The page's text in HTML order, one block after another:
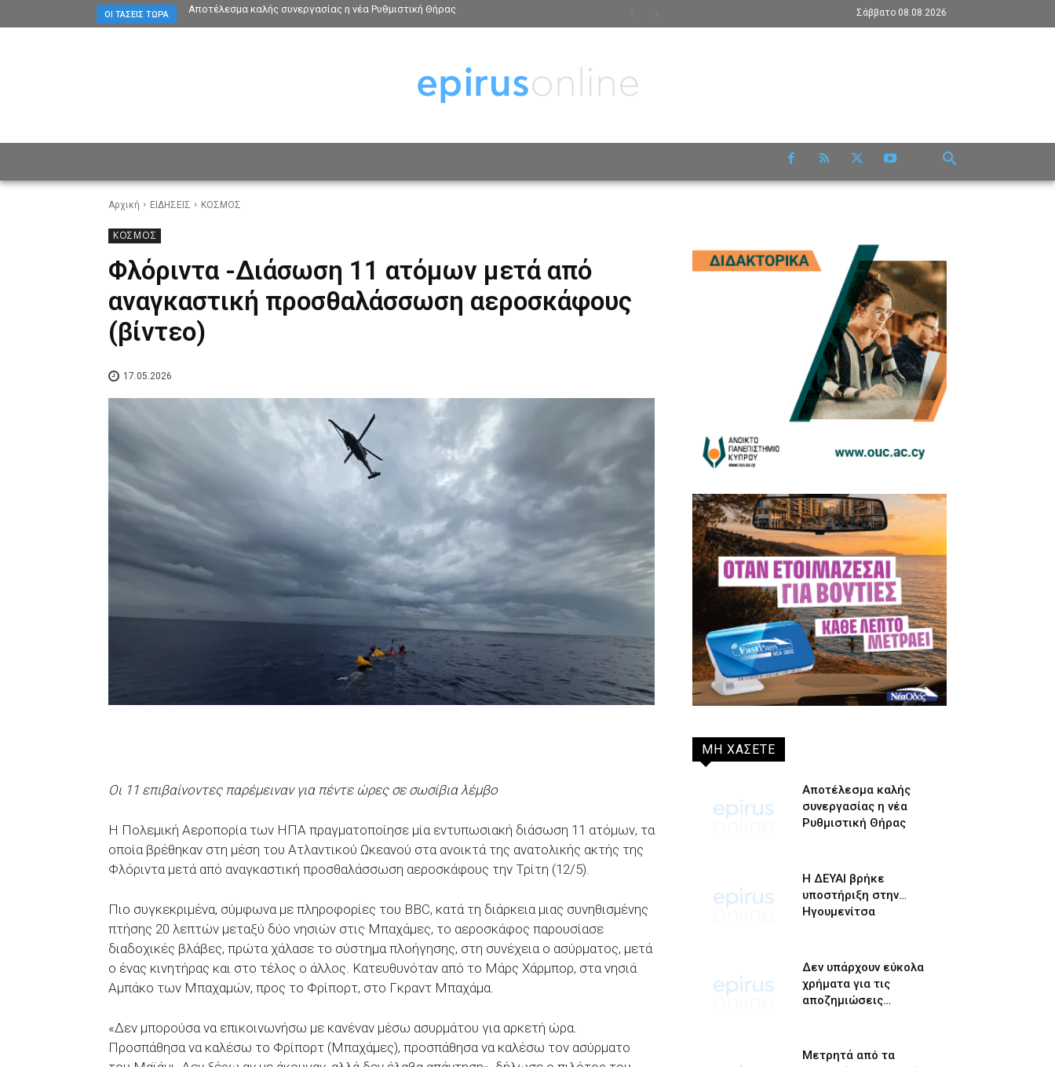
ΟΙ ΤΆΣΕΙΣ ΤΏΡΑ Αποτέλεσμα καλής συνεργασίας η νέα Ρυθμιστική Θήρας Σάββατο 08.08.2026
Αρχική ΕΙΔΗΣΕΙΣ ΚΟΣΜΟΣ
ΚΟΣΜΟΣ
Φλόριντα -Διάσωση 11 ατόμων μετά από
αναγκαστική προσθαλάσσωση αεροσκάφους
(βίντεο)
17.05.2026
Οι 11 επιβαίνοντες παρέμειναν για πέντε ώρες σε σωσίβια λέμβο
Η Πολεμική Αεροπορία των ΗΠΑ πραγματοποίησε μία εντυπωσιακή διάσωση 11 ατόμων, τα
οποία βρέθηκαν στη μέση του Ατλαντικού Ωκεανού στα ανοικτά της ανατολικής ακτής της
Φλόριντα μετά από αναγκαστική προσθαλάσσωση αεροσκάφους την Τρίτη (12/5).
Πιο συγκεκριμένα, σύμφωνα με πληροφορίες του BBC, κατά τη διάρκεια μιας συνηθισμένης
πτήσης 20 λεπτών μεταξύ δύο νησιών στις Μπαχάμες, το αεροσκάφος παρουσίασε
διαδοχικές βλάβες, πρώτα χάλασε το σύστημα πλοήγησης, στη συνέχεια ο ασύρματος, μετά
ο ένας κινητήρας και στο τέλος ο άλλος. Κατευθυνόταν από το Μάρς Χάρμπορ, στα νησιά
Αμπάκο των Μπαχαμών, προς το Φρίπορτ, στο Γκραντ Μπαχάμα.
«Δεν μπορούσα να επικοινωνήσω με κανέναν μέσω ασυρμάτου για αρκετή ώρα.
Προσπάθησα να καλέσω το Φρίπορτ (Μπαχάμες), προσπάθησα να καλέσω τον ασύρματο
ΜΗ ΧΑΣΕΤΕ
Αποτέλεσμα καλής
συνεργασίας η νέα
Ρυθμιστική Θήρας
Η ΔΕΥΑΙ βρήκε
υποστήριξη στην…
Ηγουμενίτσα
Δεν υπάρχουν εύκολα
χρήματα για τις
αποζημιώσεις…
Μετρητά από τα